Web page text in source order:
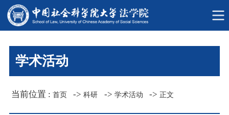
学术活动
当前位置 :首页 ->科研 -> 学术活动 ->正文